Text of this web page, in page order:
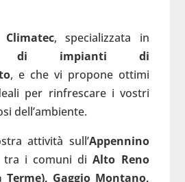
, specializzata in
di impianti di
, e che vi propone ottimi
per rinfrescare i vostri
dell’ambiente.
attività sull’Appennino
tra i comuni diAlto Reno
Terme), Gaggio Montano,